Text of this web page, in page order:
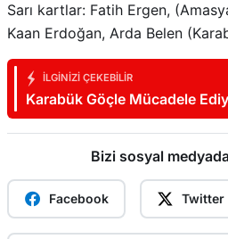
Sarı kartlar: Fatih Ergen,
Kaan Erdoğan, Arda Belen
İLGINIZI ÇEKEBILIR
Karabük Göçle Mücadele
500 Kişi Kentten Ayrılıyor
Bizi sosyal
Facebook Twitter